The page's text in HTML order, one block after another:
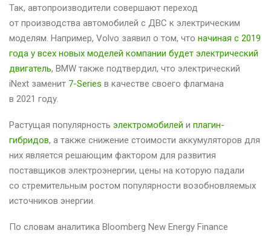
Так, автопроизводители совершают переход
от производства автомобилей с ДВС к электрическим
моделям. Например, Volvo заявил о том, что начиная с 2019
года у всех новых моделей компании будет электрический
двигатель, BMW также подтвердил, что электрический
iNext заменит 7-Series в качестве своего флагмана
в 2021 году.
Растущая популярность электромобилей и плагин-
гибридов, а также снижение стоимости аккумуляторов для
них является решающим фактором для развития
поставщиков электроэнергии, цены на которую падали
со стремительным ростом популярности возобновляемых
источников энергии.
По словам аналитика Bloomberg New Energy Finance